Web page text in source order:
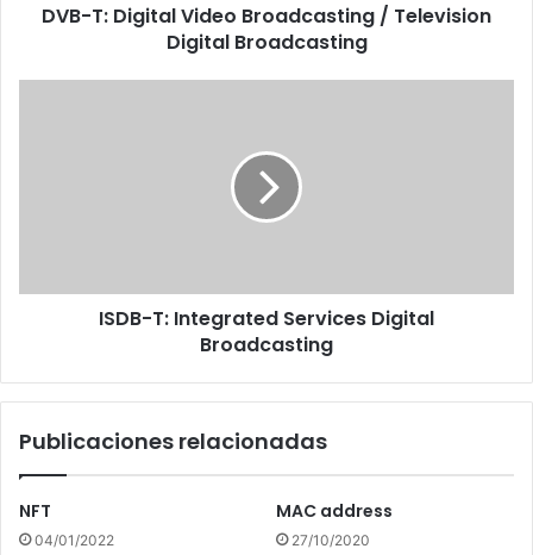
DVB-T: Digital Video Broadcasting / Television
Digital Broadcasting
ISDB-T: Integrated Services Digital
Broadcasting
Publicaciones relacionadas
NFT
04/01/2022
MAC address
27/10/2020